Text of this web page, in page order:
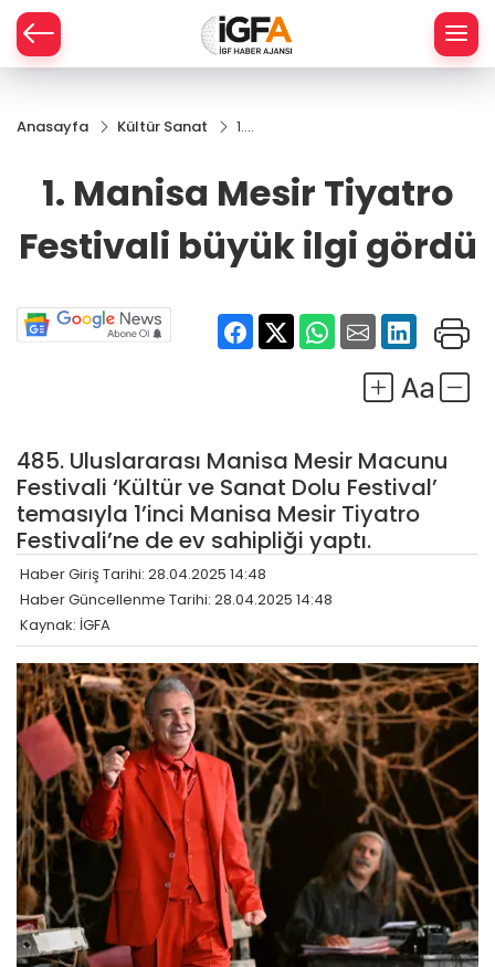
Anasayfa Kültür Sanat
1.
Tiyatro
büyük
ilgi
1. Manisa Mesir Tiyatro
Festivali büyük ilgi gördü
485. Uluslararası Manisa Mesir Macunu
Festivali ‘Kültür ve Sanat Dolu Festival’
temasıyla 1’inci Manisa Mesir Tiyatro
Festivali’ne de ev sahipliği yaptı.
Haber Giriş Tarihi: 28.04.2025 14:48
Haber Güncellenme Tarihi: 28.04.2025 14:48
Kaynak: İGFA